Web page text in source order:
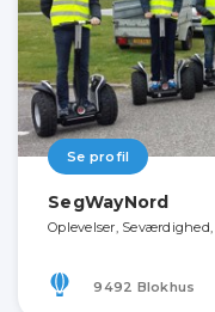
Se profil
SegWayNord
Oplevelser,
9492 Blokhus